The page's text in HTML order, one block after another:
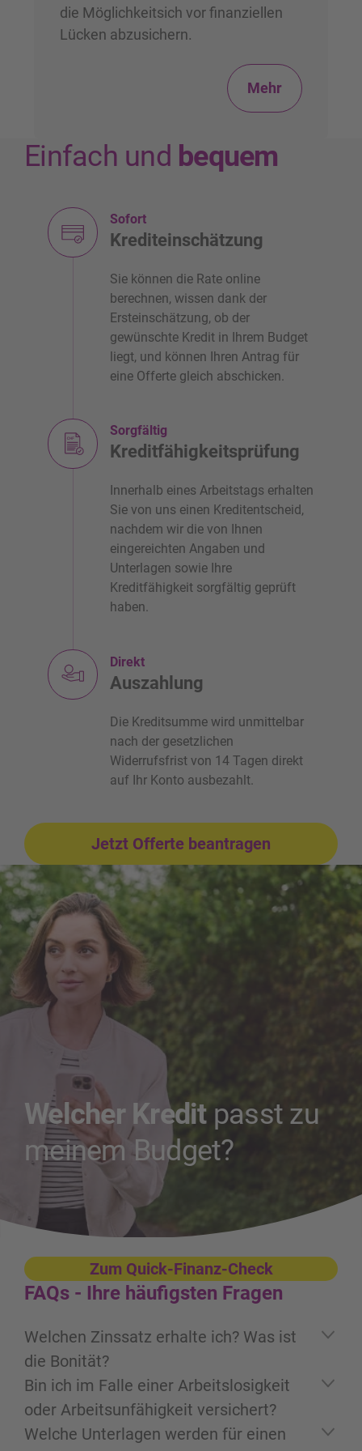
die Möglichkeitsich vor finanziellen
Lücken abzusichern.
Mehr
Einfach und bequem
Sofort
Krediteinschätzung
Sie können die Rate online
berechnen, wissen dank der
Ersteinschätzung, ob der
gewünschte Kredit in Ihrem Budget
liegt, und können Ihren Antrag für
eine Offerte gleich abschicken.
Sorgfältig
Kreditfähigkeitsprüfung
Innerhalb eines Arbeitstags erhalten
Sie von uns einen Kreditentscheid,
nachdem wir die von Ihnen
eingereichten Angaben und
Unterlagen sowie Ihre
Kreditfähigkeit sorgfältig geprüft
haben.
Direkt
Auszahlung
Die Kreditsumme wird unmittelbar
nach der gesetzlichen
Widerrufsfrist von 14 Tagen direkt
auf Ihr Konto ausbezahlt.
Jetzt Offerte beantragen
Welcher Kredit passt zu
meinem Budget?
Zum Quick-Finanz-Check
FAQs - Ihre häufigsten Fragen
Welchen Zinssatz erhalte ich? Was ist
die Bonität?
Der effektive Zinssatz wird anhand der
Bonität berechnet und nach der
Antragsprüfung dem Kreditnehmer
Bin ich im Falle einer Arbeitslosigkeit
oder Arbeitsunfähigkeit versichert?
Bei allen Finanzierungslösungen von
Welche Unterlagen werden für einen